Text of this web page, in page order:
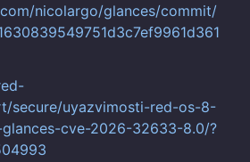
nicolargo/glances/commit/
secure/uyazvimosti-red-os-8-
cve-2026-32633-8.0/?